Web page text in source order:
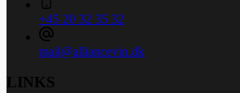
+45 20 32 35 32
mail@alliancevin.dk
LINKS